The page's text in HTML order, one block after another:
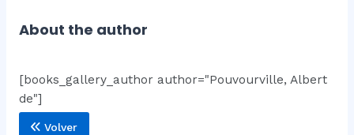
About the author
[books_gallery_author author="Pouvourville, Albert
de"]
Volver